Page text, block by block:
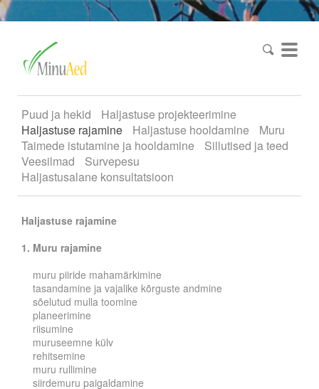
Puud ja hekid
Haljastuse projekteerimine
Haljastuse rajamine
Haljastuse hooldamine
Muru
Taimede istutamine ja hooldamine
Sillutised ja teed
Veesilmad
Survepesu
Haljastusalane konsultatsioon
Haljastuse rajamine
1. Muru rajamine
muru piiride mahamärkimine
tasandamine ja vajalike kõrguste andmine
sõelutud mulla toomine
planeerimine
riisumine
muruseemne külv
rehitsemine
muru rullimine
siirdemuru paigaldamine